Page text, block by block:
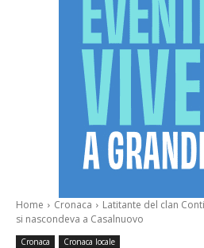
Home Cronaca
Latitante del clan
si nascondeva a Casalnuovo
Cronaca Cronaca locale